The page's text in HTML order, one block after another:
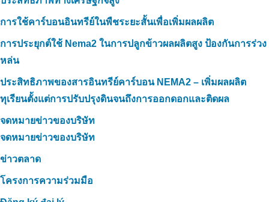
การใช้คาร์บอนอินทรีย์ในพืชระยะสั้นเพื่อเพิ่มผลผลิต
การประยุกต์ใช้ Nema2 ในการปลูกข้าวผลผลิตสูง ป้องกันการร่วง
หล่น
ประสิทธิภาพของสารอินทรีย์คาร์บอน NEMA2 – เพิ่มผลผลิต
ทุเรียนตั้งแต่การปรับปรุงดินจนถึงการออกดอกและติดผล
จดหมายข่าวของบริษัท
จดหมายข่าวของบริษัท
ข่าวตลาด
โครงการความร่วมมือ